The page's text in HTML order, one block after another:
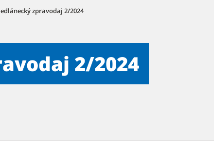
zpravodaj 2/2024
2/2024